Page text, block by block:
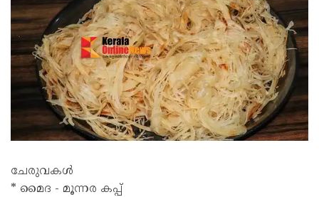
ചേരുവകൾ
* മൈദ - മൂന്നര കപ്പ്